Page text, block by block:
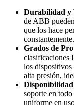
Durabilidad y
de ABB
que los hace
constantemente.
Grados de
clasificaciones
los
alta presión,
soporte en
uniforme en